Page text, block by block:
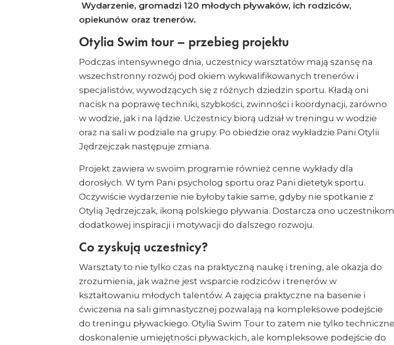
Wydarzenie, gromadzi 120 młodych pływaków, ich rodziców,
opiekunów oraz trenerów.
Otylia Swim tour – przebieg projektu
Podczas intensywnego dnia, uczestnicy warsztatów mają szansę na
wszechstronny rozwój pod okiem wykwalifikowanych trenerów i
specjalistów, wywodzących się z różnych dziedzin sportu. Kładą oni
nacisk na poprawę techniki, szybkości, zwinności i koordynacji, zarówno
w wodzie, jak i na lądzie. Uczestnicy biorą udział w treningu w wodzie
oraz na sali w podziale na grupy. Po obiedzie oraz wykładzie Pani Otylii
Jędrzejczak następuje zmiana.
Projekt zawiera w swoim programie również cenne wykłady dla
dorosłych. W tym Pani psycholog sportu oraz Pani dietetyk sportu.
Oczywiście wydarzenie nie byłoby takie same, gdyby nie spotkanie z
Otylią Jędrzejczak, ikoną polskiego pływania. Dostarcza ono uczestnikom
dodatkowej inspiracji i motywacji do dalszego rozwoju.
Co zyskują uczestnicy?
Warsztaty to nie tylko czas na praktyczną naukę i trening, ale okazja do
zrozumienia, jak ważne jest wsparcie rodziców i trenerów w
kształtowaniu młodych talentów. A zajęcia praktyczne na basenie i
ćwiczenia na sali gimnastycznej pozwalają na kompleksowe podejście
do treningu pływackiego. Otylia Swim Tour to zatem nie tylko techniczne
doskonalenie umiejętności pływackich, ale kompleksowe podejście do